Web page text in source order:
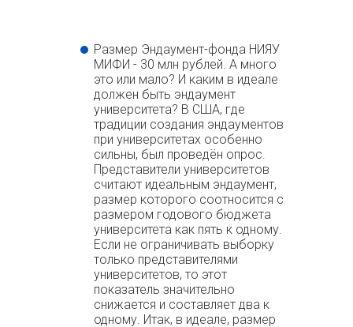
Размер Эндаумент-фонда НИЯУ
МИФИ - 30 млн рублей. А много
это или мало? И каким в идеале
должен быть эндаумент
университета? В США, где
традиции создания эндаументов
при университетах особенно
сильны, был проведён опрос.
Представители университетов
считают идеальным эндаумент,
размер которого соотносится с
размером годового бюджета
университета как пять к одному.
Если не ограничивать выборку
только представителями
университетов, то этот
показатель значительно
снижается и составляет два к
одному. Итак, в идеале, размер